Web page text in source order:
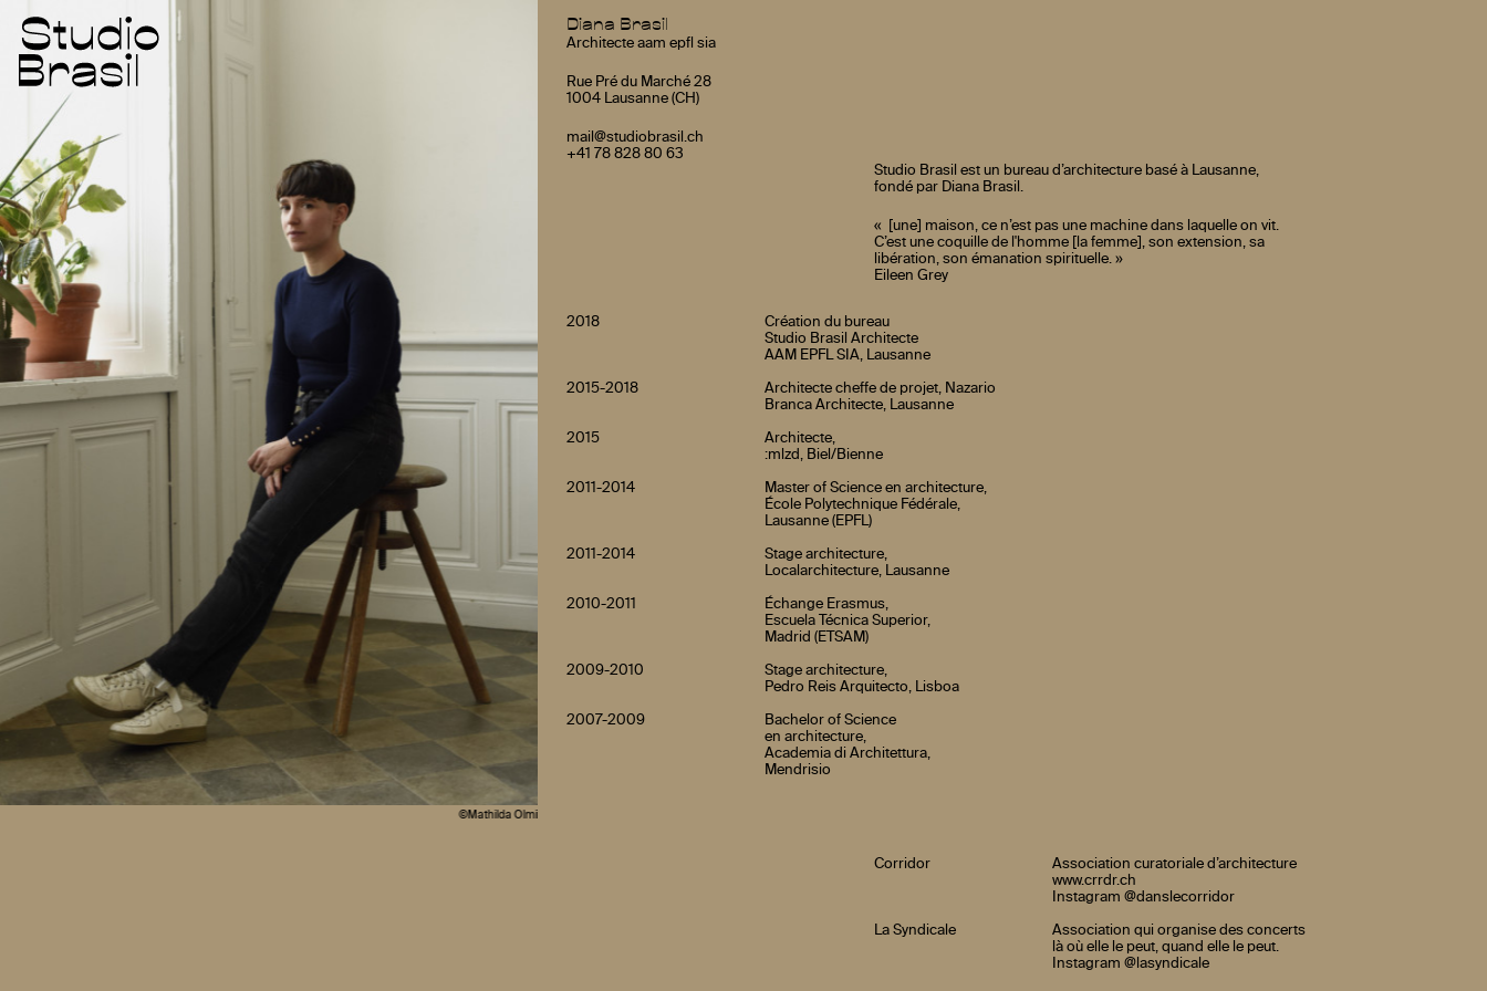
©Mathilda Olmi
Diana Brasil
Architecte aam epfl sia
Rue Pré du Marché 28
1004 Lausanne (CH)
mail@studiobrasil.ch
+41 78 828 80 63
Studio Brasil est un bureau d’architecture basé à Lausanne,
fondé par Diana Brasil.
« [une] maison, ce n’est pas une machine dans laquelle on vit.
C’est une coquille de l'homme [la femme], son extension, sa
libération, son émanation spirituelle. »
Eileen Grey
2018
Création du bureau
Studio Brasil Architecte
AAM EPFL SIA, Lausanne
2015-2018
Architecte cheffe de projet, Nazario
Branca Architecte, Lausanne
2015
Architecte,
:mlzd, Biel/Bienne
2011-2014
Master of Science en architecture,
École Polytechnique Fédérale,
Lausanne (EPFL)
2011-2014
Stage architecture,
Localarchitecture, Lausanne
2010-2011
Échange Erasmus,
Escuela Técnica Superior,
Madrid (ETSAM)
2009-2010
Stage architecture,
Pedro Reis Arquitecto, Lisboa
2007-2009
Bachelor of Science
en architecture,
Academia di Architettura,
Mendrisio
Corridor
Association curatoriale d’architecture
www.crrdr.ch
Instagram @danslecorridor
La Syndicale
Association qui organise des concerts
là où elle le peut, quand elle le peut.
Instagram @lasyndicale